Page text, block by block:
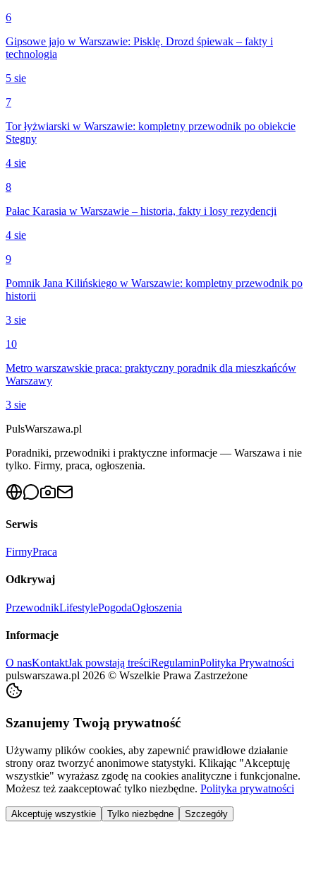
6
Gipsowe jajo w Warszawie: Pisklę. Drozd śpiewak – fakty i
technologia
5 sie
7
Tor łyżwiarski w Warszawie: kompletny przewodnik po obiekcie
Stegny
4 sie
8
Pałac Karasia w Warszawie – historia, fakty i losy rezydencji
4 sie
9
Pomnik Jana Kilińskiego w Warszawie: kompletny przewodnik po
historii
3 sie
10
Metro warszawskie praca: praktyczny poradnik dla mieszkańców
Warszawy
3 sie
PulsWarszawa.pl
Poradniki, przewodniki i praktyczne informacje — Warszawa i nie
tylko. Firmy, praca, ogłoszenia.
Serwis
FirmyPraca
Odkrywaj
PrzewodnikLifestylePogodaOgłoszenia
Informacje
O nasKontaktJak powstają treściRegulaminPolityka Prywatności
pulswarszawa.pl 2026 © Wszelkie Prawa Zastrzeżone
Szanujemy Twoją prywatność
Używamy plików cookies, aby zapewnić prawidłowe działanie
strony oraz tworzyć anonimowe statystyki. Klikając "Akceptuję
wszystkie" wyrażasz zgodę na cookies analityczne i funkcjonalne.
Możesz też zaakceptować tylko niezbędne. Polityka prywatności
Akceptuję wszystkie Tylko niezbędne Szczegóły